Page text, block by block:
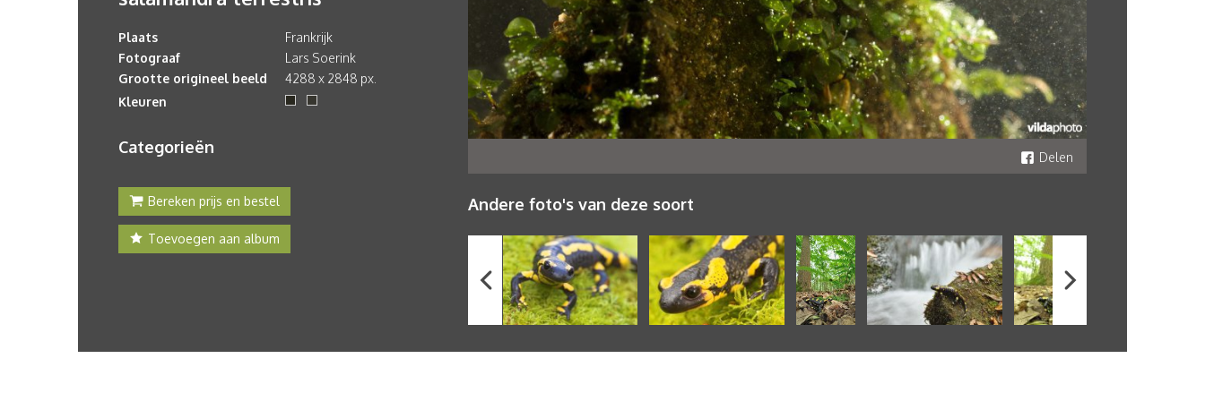
Plaats
Frankrijk
Fotograaf
Lars Soerink
Grootte origineel beeld
4288 x 2848 px.
Kleuren
Categorieën
Bereken prijs en bestel
Toevoegen aan album
Delen
Andere foto's van deze soort